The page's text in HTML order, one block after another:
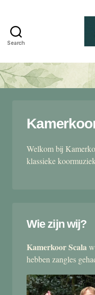
Search
Welkom bij
klassieke
Wie zijn wij?
Kamerkoor Scala
hebben zangles